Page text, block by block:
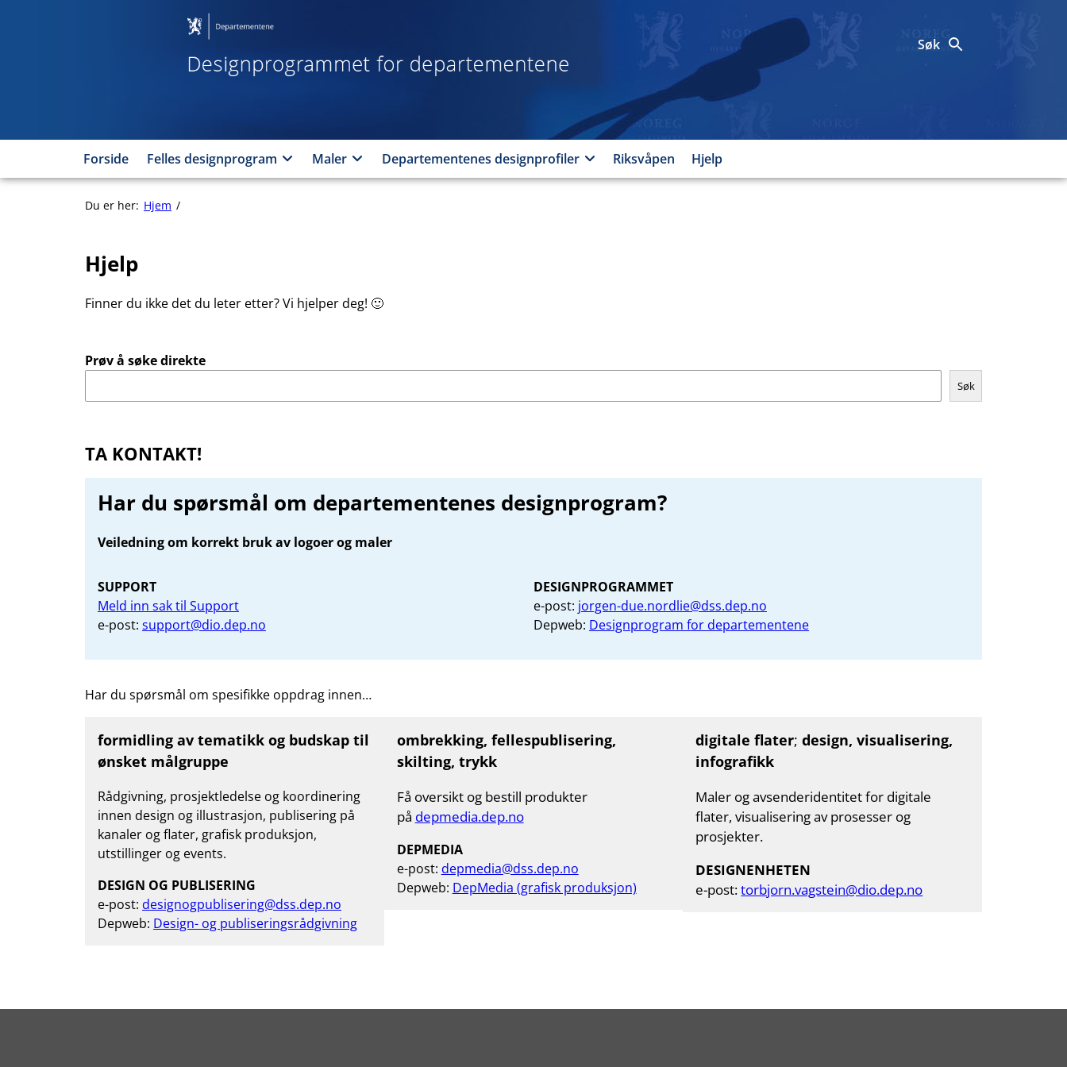
Designprogrammet
for
Søk
Forside Felles designprogram Maler Departementenes designprofiler Riksvåpen Hjelp
Du er her: Hjem
Hjelp
Finner du ikke det du leter etter? Vi hjelper deg! 🙂
Prøv å søke direkte
Søk
TA KONTAKT!
Har du spørsmål om departementenes designprogram?
Veiledning om korrekt bruk av logoer og maler
SUPPORT
Meld inn sak til Support
e-post: support@dio.dep.no
DESIGNPROGRAMMET
e-post: jorgen-due.nordlie@dss.dep.no
Depweb: Designprogram for departementene
Har du spørsmål om spesifikke oppdrag innen…
formidling av tematikk og budskap til
ønsket målgruppe
Rådgivning, prosjektledelse og koordinering
innen design og illustrasjon, publisering på
kanaler og flater, grafisk produksjon,
utstillinger og events.
DESIGN OG PUBLISERING
e-post: designogpublisering@dss.dep.no
Depweb: Design- og publiseringsrådgivning
ombrekking, fellespublisering,
skilting, trykk
Få oversikt og bestill produkter
på depmedia.dep.no
DEPMEDIA
e-post: depmedia@dss.dep.no
Depweb: DepMedia (grafisk produksjon)
digitale flater;design, visualisering,
infografikk
Maler og avsenderidentitet for digitale
flater, visualisering av prosesser og
prosjekter.
DESIGNENHETEN
e-post:torbjorn.vagstein@dio.dep.no